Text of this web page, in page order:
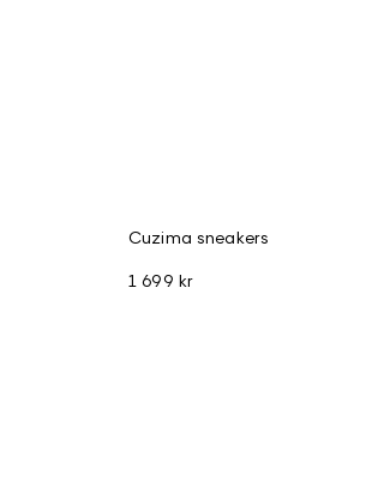
Cuzima sneakers
1 699 kr